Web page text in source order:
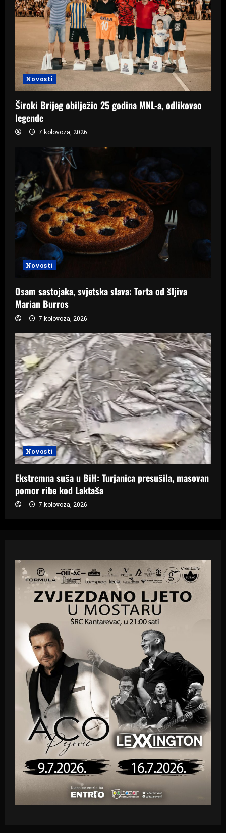
Novosti
Široki Brijeg obilježio 25 godina MNL-a, odlikovao
legende
7 kolovoza, 2026
Novosti
Osam sastojaka, svjetska slava: Torta od šljiva
Marian Burros
7 kolovoza, 2026
Novosti
Ekstremna suša u BiH: Turjanica presušila, masovan
pomor ribe kod Laktaša
7 kolovoza, 2026